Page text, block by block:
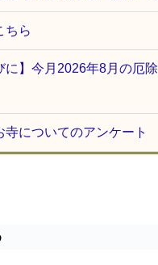
ちら
に】今月2026年8月の厄
についてのアンケート